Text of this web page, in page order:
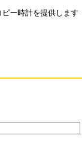
ー時計を提供します